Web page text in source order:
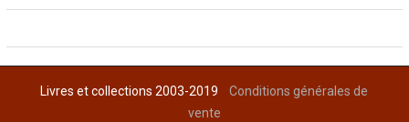
Livres et collections 2003-2019Conditions générales de
vente